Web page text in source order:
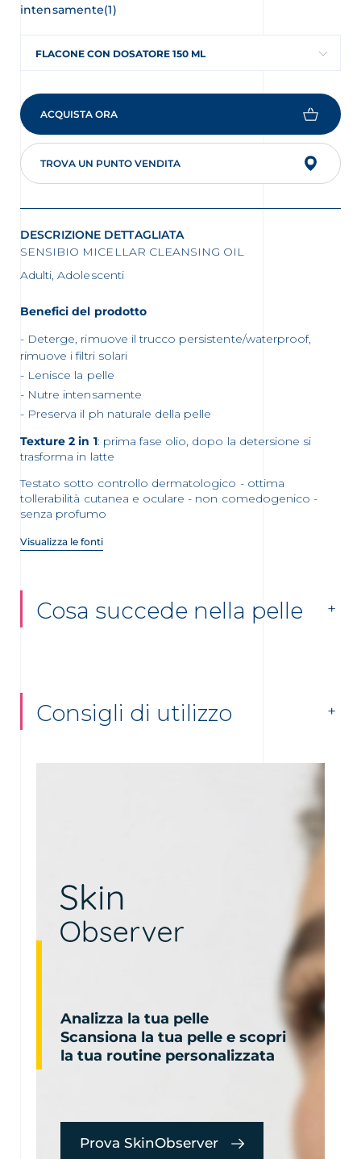
intensamente(1)
FLACONE CON DOSATORE 150 ML
ACQUISTA ORA
TROVA UN PUNTO VENDITA
DESCRIZIONE DETTAGLIATA
SENSIBIO MICELLAR CLEANSING OIL
Adulti, Adolescenti
Benefici del prodotto
Deterge, rimuove il trucco persistente/waterproof,
rimuove i filtri solari
Lenisce la pelle
Nutre intensamente
Preserva il ph naturale della pelle
Texture 2 in 1: prima fase olio, dopo la detersione si
trasforma in latte
Testato sotto controllo dermatologico - ottima
tollerabilità cutanea e oculare - non comedogenico -
senza profumo
Visualizza le fonti
Cosa succede nella pelle
Consigli di utilizzo
Analizza la tua pelle
Scansiona la tua pelle e scopri
la tua routine personalizzata
Prova SkinObserver